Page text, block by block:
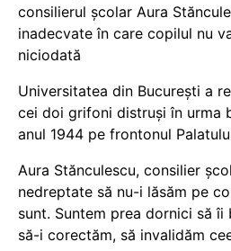
consilierul școlar Aura
inadecvate în care copilul nu
niciodată
Universitatea din București a
cei doi grifoni distruși în urma
anul 1944 pe frontonul
Aura Stănculescu, consilier
nedreptate să nu-i lăsăm pe
sunt. Suntem prea dornici să îi
să-i corectăm, să invalidăm